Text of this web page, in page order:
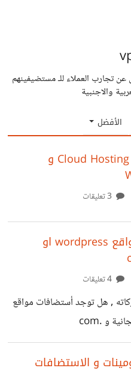
تجارب العملاء للـ مستضيفينهم
والاجنبية
الأفضل
ما الفرق بين استضافة Cloud Hosting و
هل توجد أستضافات مواقع wordpress او
, هل توجد أستضافات مواقع
و الاستضافات